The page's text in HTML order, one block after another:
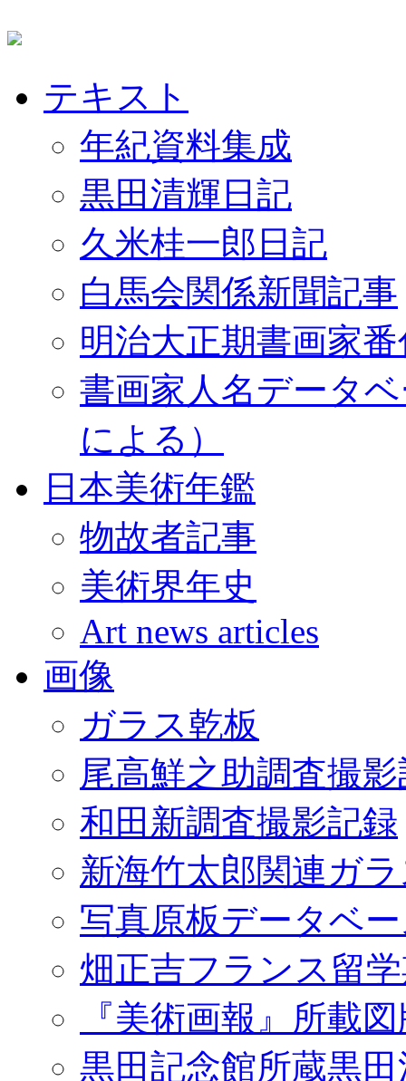
テキスト
年紀資料集成
黒田清輝日記
久米桂一郎日記
白馬会関係新聞記事
明治大正期書画家
書画家人名データ
による）
日本美術年鑑
物故者記事
美術界年史
Art news articles
画像
ガラス乾板
尾高鮮之助調査撮
和田新調査撮影記録
新海竹太郎関連ガ
写真原板データベ
畑正吉フランス留
『美術画報』所載
黒田記念館所蔵黒